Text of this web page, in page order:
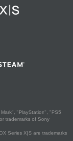
"PlayStation", "PS5
trademarks of Sony
Series X|S are trademarks